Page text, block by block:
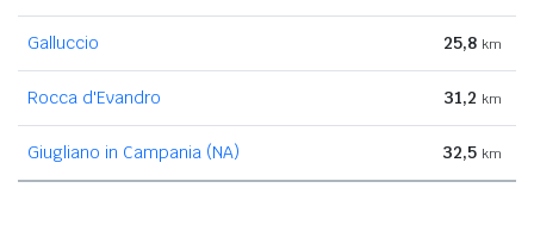
Galluccio 25,8 km
Rocca d'Evandro 31,2 km
Giugliano in Campania (NA) 32,5 km